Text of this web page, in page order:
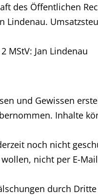
des Öffentlichen
Lindenau.
MStV: Jan Lindenau
und Gewissen
Inhalte
noch nicht
nicht per E-
durch